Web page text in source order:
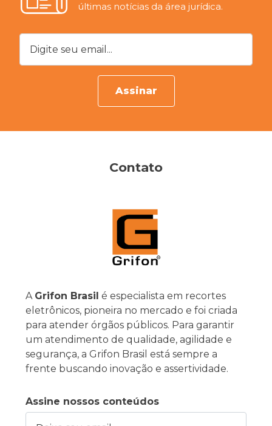
últimas notícias da área jurídica.
Digite seu email...
Assinar
Contato
A Grifon Brasil é especialista em recortes
eletrônicos, pioneira no mercado e foi criada
para atender órgãos públicos. Para garantir
um atendimento de qualidade, agilidade e
segurança, a Grifon Brasil está sempre a
frente buscando inovação e assertividade.
Assine nossos conteúdos